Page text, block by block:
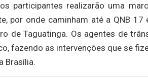
participantes realizarão uma
por onde caminham até a QNB
de Taguatinga. Os agentes de
fazendo as intervenções que se
Brasília.